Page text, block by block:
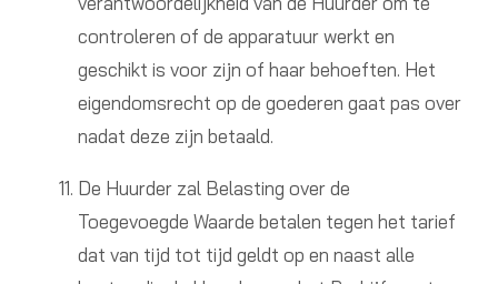
controleren of de apparatuur werkt en
geschikt is voor zijn of haar behoeften. Het
eigendomsrecht op de goederen gaat pas over
nadat deze zijn betaald.
De Huurder zal Belasting over de
Toegevoegde Waarde betalen tegen het tarief
dat van tijd tot tijd geldt op en naast alle